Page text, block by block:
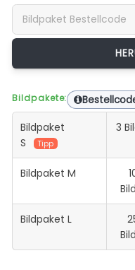
Bildpakete:
Bildpaket
S
Tipp
3
Bildpaket M
Bildpaket L